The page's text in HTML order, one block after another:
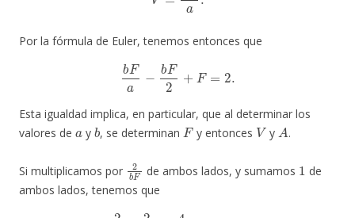
Por la fórmula de Euler, tenemos entonces que
b −bF
Esta igualdad implica, en particular, que al determinar los
valores de
a
y
b
, se determinan
F
y entonces
V
y
A
.
Si multiplicamos por
2b
de ambos lados, y sumamos
de
ambos lados, tenemos que
(1) a+ =4